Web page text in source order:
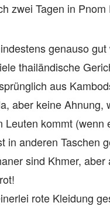
zwei Tagen in Pnom
genauso gut
thailändische
aus
aber keine Ahnung,
Leuten kommt (wenn
in anderen Taschen
sind Khmer, aber
rote Kleidung